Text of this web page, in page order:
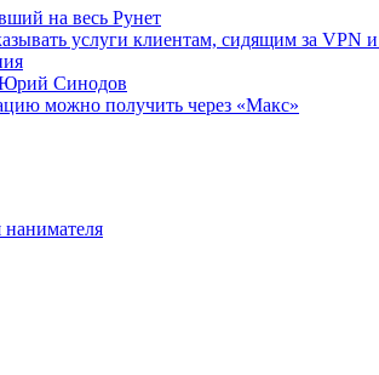
на весь Рунет
услуги клиентам, сидящим за VPN
Юрий Синодов
можно получить через «Макс»
нанимателя